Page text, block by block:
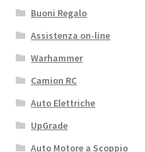
Buoni Regalo
Assistenza on-line
Warhammer
Camion RC
Auto Elettriche
UpGrade
Auto Motore a Scoppio